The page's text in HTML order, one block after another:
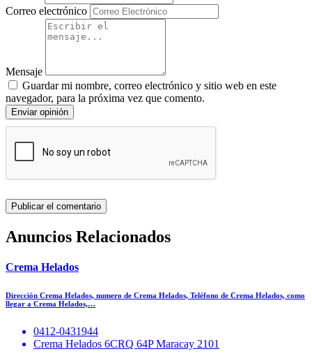
Correo electrónico
Mensaje
Guardar mi nombre, correo electrónico y sitio web en este
navegador, para la próxima vez que comento.
Enviar opinión
Anuncios Relacionados
Crema Helados
Dirección Crema Helados, numero de Crema Helados, Teléfono de Crema Helados, como
llegar a Crema Helados,…
0412-0431944
Crema Helados 6CRQ 64P Maracay 2101